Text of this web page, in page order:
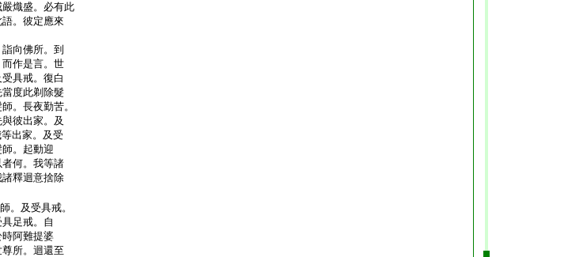
熾盛。必有此
。彼定應來
向佛所。到
作是言。世
具戒。復白
度此剃除髮
。長夜勤苦。
彼出家。及
出家。及受
。起動迎
何。我等諸
釋迴意捨除
。及受具戒。
足戒。自
阿難提婆
所。迴還至